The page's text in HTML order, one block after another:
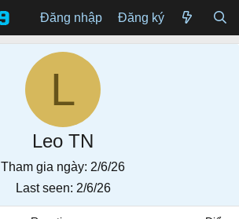
Đăng nhập Đăng ký
L
Leo TN
Tham gia ngày 2/6/26
Last seen 2/6/26